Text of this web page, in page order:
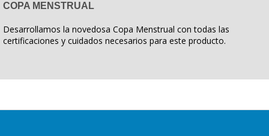
COPA MENSTRUAL
Desarrollamos la novedosa Copa Menstrual con todas las
certificaciones y cuidados necesarios para este producto.